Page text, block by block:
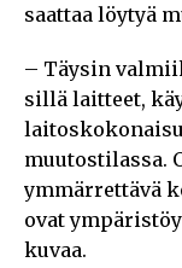
saattaa löytyä
– Täysin
sillä laitteet,
muutostilassa.
ymmärrettävä
ovat
kuvaa.